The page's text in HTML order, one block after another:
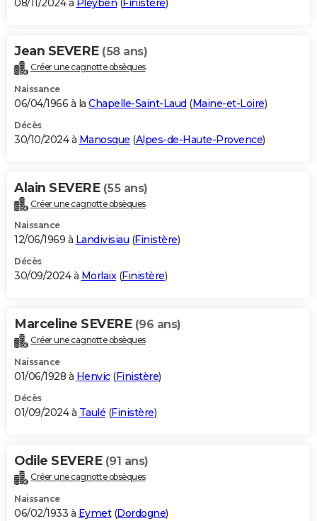
08/11/2024 à Pleyben (Finistère)
Jean SEVERE (58 ans)
Créer une cagnotte obsèques
Naissance
06/04/1966 à la Chapelle-Saint-Laud (Maine-et-Loire)
Décès
30/10/2024 à Manosque (Alpes-de-Haute-Provence)
Alain SEVERE (55 ans)
Créer une cagnotte obsèques
Naissance
12/06/1969 à Landivisiau (Finistère)
Décès
30/09/2024 à Morlaix(Finistère)
Marceline SEVERE (96 ans)
Créer une cagnotte obsèques
Naissance
01/06/1928 à Henvic(Finistère)
Décès
01/09/2024 à Taulé (Finistère)
Odile SEVERE (91 ans)
Créer une cagnotte obsèques
Naissance
06/02/1933 à Eymet(Dordogne)